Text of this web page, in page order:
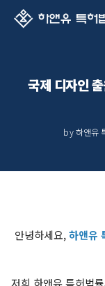
국제 디자인
by 하앤유
안녕하세요,하앤유
저희 하앤유 특허법